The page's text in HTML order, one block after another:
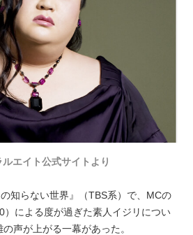
エイト公式サイトより
知らない世界』（TBS系）で、MCの
）による度が過ぎた素人イジリについ
声が上がる一幕があった。